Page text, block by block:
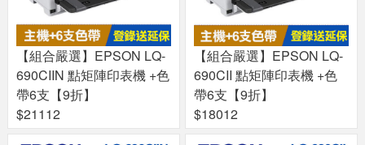
【組合嚴選】EPSON LQ-
690CIIN 點矩陣印表機 +色
帶6支【9折】
$21112
【組合嚴選】EPSON LQ-
690CII 點矩陣印表機 +色
帶6支【9折】
$18012